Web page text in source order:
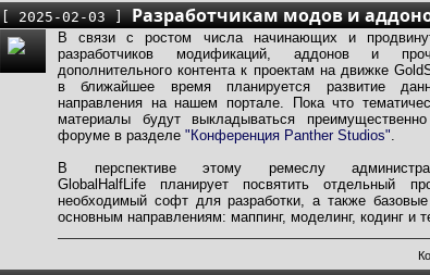
[ 2025-02-03 ]Разработчикам модов и
В связи с ростом числа начинающих и
разработчиков модификаций, аддонов и
дополнительного контента к проектам на движке
в ближайшее время планируется развитие
направления на нашем портале. Пока что
материалы будут выкладываться
форуме в разделе "Конференция Panther Studios".
В перспективе этому ремеслу
GlobalHalfLife планирует посвятить отдельный
необходимый софт для разработки, а также
основным направлениям: маппинг, моделинг, кодинг и